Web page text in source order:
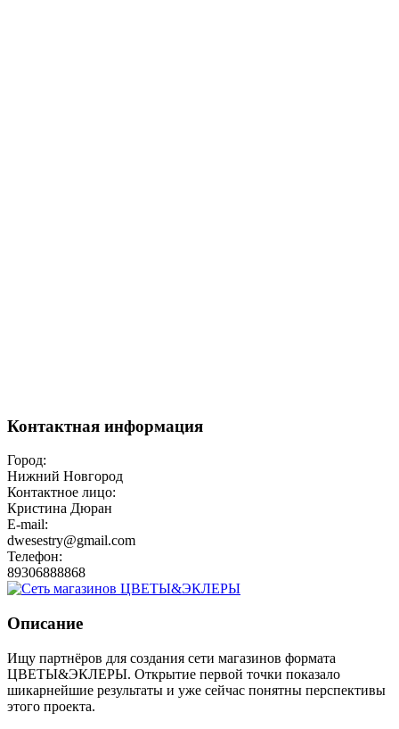
Контактная информация
Город:
Нижний Новгород
Контактное лицо:
Кристина Дюран
E-mail:
dwesestry@gmail.com
Телефон:
89306888868
Описание
Ищу партнёров для создания сети магазинов формата
ЦВЕТЫ&ЭКЛЕРЫ. Открытие первой точки показало
шикарнейшие результаты и уже сейчас понятны перспективы
этого проекта.